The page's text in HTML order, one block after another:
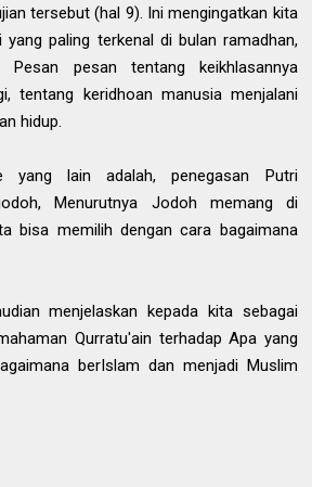
tersebut (hal 9). Ini mengingatkan kita
yang paling terkenal di bulan ramadhan,
Pesan pesan tentang keikhlasannya
tentang keridhoan manusia menjalani
hidup.
yang lain adalah, penegasan Putri
Menurutnya Jodoh memang di
bisa memilih dengan cara bagaimana
menjelaskan kepada kita sebagai
Qurratu'ain terhadap Apa yang
berIslam dan menjadi Muslim